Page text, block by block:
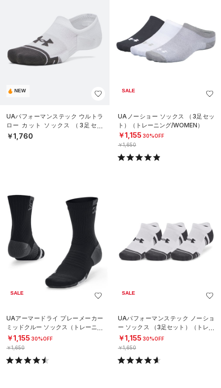
NEW
UAパフォーマンステック ウルトラ
ロー カット ソックス （3足セッ
ト）（トレーニング/UNISEX）
￥1,760
SALE
UAノーショー ソックス （3足セッ
ト）（トレーニング/WOMEN）
￥1,155 30%OFF
￥1,650
SALE
UAアーマードライ プレーメーカー
ミッドクルー ソックス（トレーニン
グ/UNISEX）
￥1,155 30%OFF
￥1,650
SALE
UAパフォーマンステック ノーショ
ー ソックス （3足セット）（トレー
ニング/UNISEX）
￥1,155 30%OFF
￥1,650